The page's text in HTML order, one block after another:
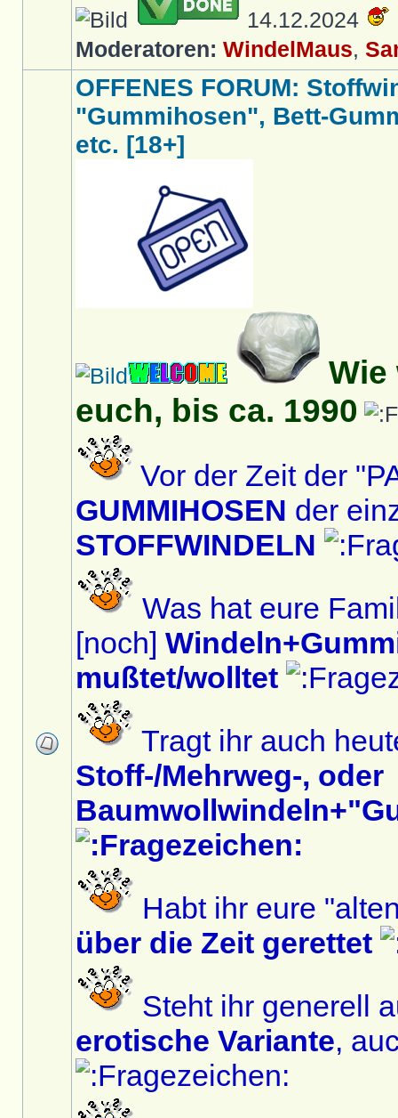
14.12.2024
Moderatoren: WindelMaus,
OFFENES FORUM:
"Gummihosen", Bett-
etc. [18+]
Wie
euch, bis ca. 1990
Vor der Zeit der
GUMMIHOSEN der
STOFFWINDELN
Was hat eure
[noch]
mußtet/wolltet
Tragt ihr auch
Stoff-/Mehrweg-, oder
Habt ihr eure
über die Zeit gerettet
Steht ihr generell
erotische Variante,